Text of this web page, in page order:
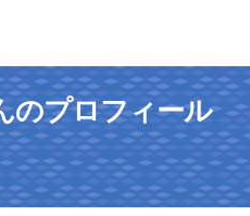
のプロフィール